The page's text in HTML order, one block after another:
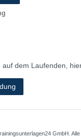
dem Laufenden,
GmbH.